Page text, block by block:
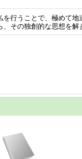
行うことで、極めて
その独創的な思想を解